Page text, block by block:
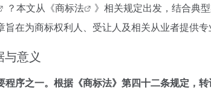
？本文从《商标法
》相关规定出发，结合典
在为商标权利人、受让人及相关从业者提供专
意义
序之一。根据《商标法》第四十二条规定，